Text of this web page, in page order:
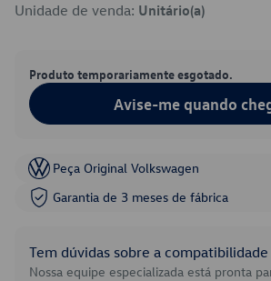
Unidade de venda: Unitário(a)
Produto temporariamente esgotado.
Avise-me quando
Peça Original Volkswagen
Garantia de 3 meses de fábrica
Tem dúvidas sobre a
Nossa equipe especializada está pronta